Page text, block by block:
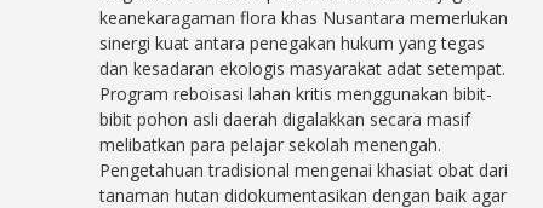
keanekaragaman flora khas Nusantara memerlukan
sinergi kuat antara penegakan hukum yang tegas
dan kesadaran ekologis masyarakat adat setempat.
Program reboisasi lahan kritis menggunakan bibit-
bibit pohon asli daerah digalakkan secara masif
melibatkan para pelajar sekolah menengah.
Pengetahuan tradisional mengenai khasiat obat dari
tanaman hutan didokumentasikan dengan baik agar